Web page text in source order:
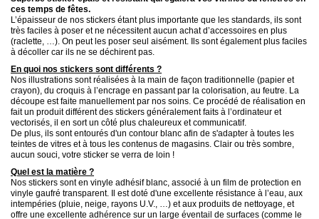
ces temps de fêtes.
L’épaisseur de nos stickers étant plus importante que les standards, ils sont
très faciles à poser et ne nécessitent aucun achat d’accessoires en plus
(raclette, …). On peut les poser seul aisément. Ils sont également plus faciles
à décoller car ils ne se déchirent pas.
En quoi nos stickers sont différents ?
Nos illustrations sont réalisées à la main de façon traditionnelle (papier et
crayon), du croquis à l’encrage en passant par la colorisation, au feutre. La
découpe est faite manuellement par nos soins. Ce procédé de réalisation en
fait un produit différent des stickers généralement faits à l’ordinateur et
vectorisés, il en sort un côté plus chaleureux et communicatif.
De plus, ils sont entourés d'un contour blanc afin de s'adapter à toutes les
teintes de vitres et à tous les contenus de magasins. Clair ou très sombre,
aucun souci, votre sticker se verra de loin !
Quel est la matière ?
Nos stickers sont en vinyle adhésifblanc, associé à un film de protection en
vinyle gaufré transparent. Il est doté d'une excellente résistance à l’eau, aux
intempéries (pluie, neige, rayons U.V., …) et aux produits de nettoyage, et
offre une excellente adhérence sur un large éventail de surfaces (comme le